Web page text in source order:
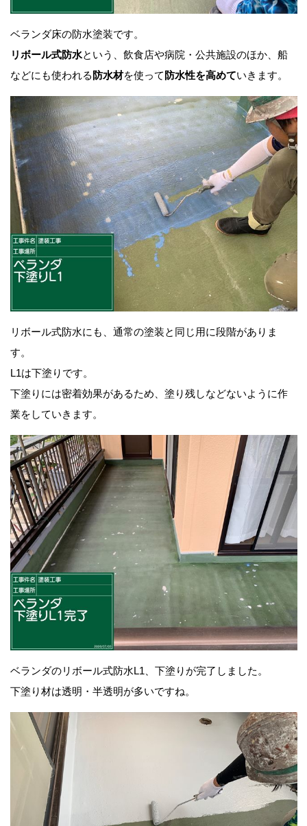
ベランダ床の防水塗装です。
リボール式防水という、飲食店や病院・公共施設のほか、船
などにも使われる 防水材を使って 防水性を高めていきます。
リボール式防水にも、通常の塗装と同じ用に段階がありま
す。
L1は下塗りです。
下塗りには密着効果があるため、塗り残しなどないように作
業をしていきます。
ベランダのリボール式防水L1、下塗りが完了しました。
下塗り材は透明・半透明が多いですね。